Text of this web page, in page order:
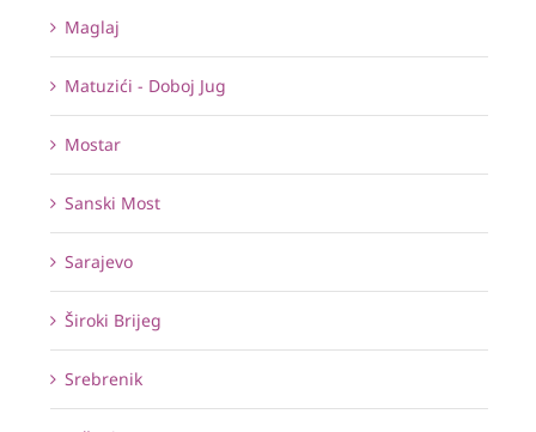
Maglaj
Matuzići - Doboj Jug
Mostar
Sanski Most
Sarajevo
Široki Brijeg
Srebrenik